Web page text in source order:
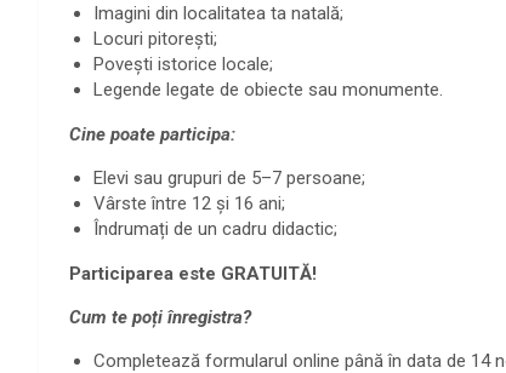
Imagini din localitatea ta natală;
Locuri pitorești;
Povești istorice locale;
Legende legate de obiecte sau monumente.
Cine poate participa:
Elevi sau grupuri de 5–7 persoane;
Vârste între 12 și 16 ani;
Îndrumați de un cadru didactic;
Participarea este GRATUITĂ!
Cum te poți înregistra?
Completează formularul online până în data de 14